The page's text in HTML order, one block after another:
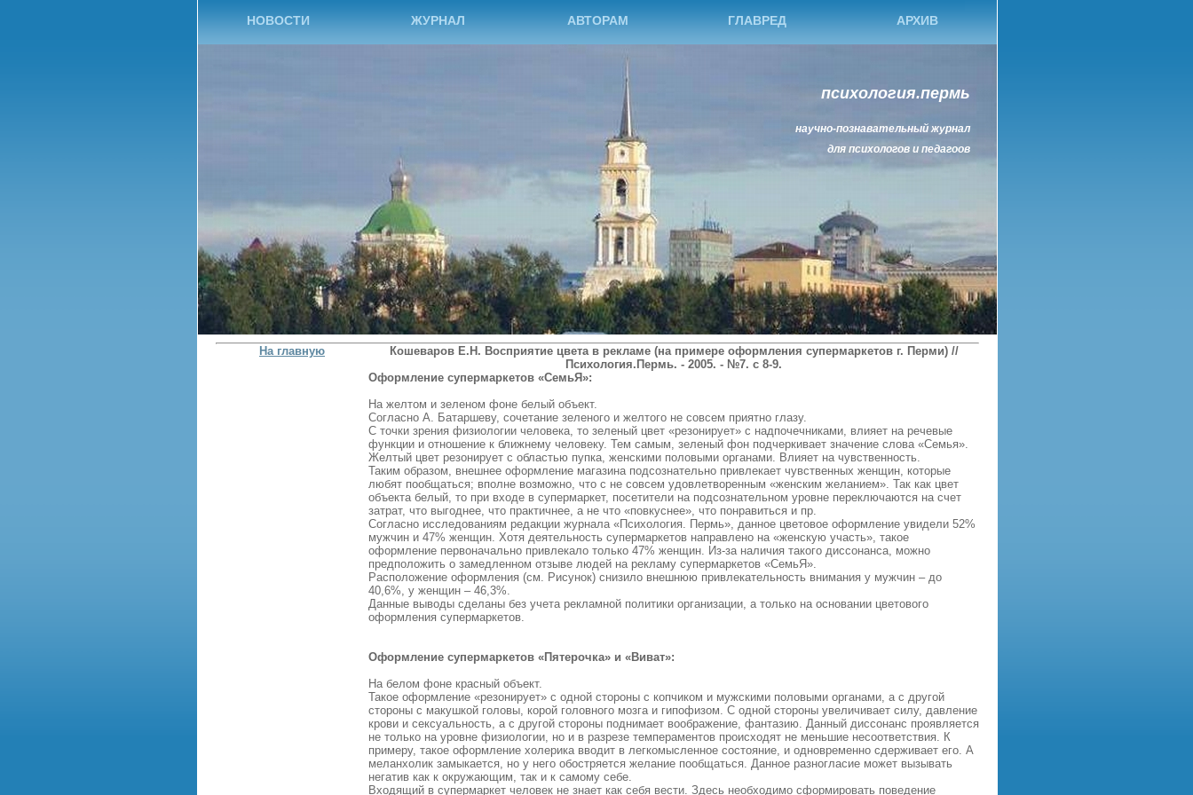
НОВОСТИ ЖУРНАЛ АВТОРАМ ГЛАВРЕД АРХИВ
психология.пермь
научно-познавательный журнал
для психологов и педагоов
На главную КошеваровЕ.Н. Восприятие цвета в рекламе (на примере оформления супермаркетов г. Перми) //
Психология.Пермь. - 2005. - №7. с 8-9.
Оформление супермаркетов «СемьЯ»:
На желтом и зеленом фоне белый объект.
Согласно А. Батаршеву, сочетание зеленого и желтого не совсем приятно глазу.
С точки зрения физиологии человека, то зеленый цвет «резонирует» с надпочечниками, влияет на речевые
функции и отношение к ближнему человеку. Тем самым, зеленый фон подчеркивает значение слова «Семья».
Желтый цвет резонирует с областью пупка, женскими половыми органами. Влияет на чувственность.
Таким образом, внешнее оформление магазина подсознательно привлекает чувственных женщин, которые
любят пообщаться; вполне возможно, что с не совсем удовлетворенным «женским желанием». Так как цвет
объекта белый, то при входе в супермаркет, посетители на подсознательном уровне переключаются на счет
затрат, что выгоднее, что практичнее, а не что «повкуснее», что понравиться и пр.
Согласно исследованиям редакции журнала «Психология. Пермь», данное цветовое оформление увидели 52%
мужчин и 47% женщин. Хотя деятельность супермаркетов направлено на «женскую участь», такое
оформление первоначально привлекало только 47% женщин. Из-за наличия такого диссонанса, можно
предположить о замедленном отзыве людей на рекламу супермаркетов «СемьЯ».
Расположение оформления (см. Рисунок) снизило внешнюю привлекательность внимания у мужчин – до
40,6%, у женщин – 46,3%.
Данные выводы сделаны без учета рекламной политики организации, а только на основании цветового
оформления супермаркетов.
Оформление супермаркетов «Пятерочка» и «Виват»:
На белом фоне красный объект.
Такое оформление «резонирует» с одной стороны с копчиком и мужскими половыми органами, а с другой
стороны с макушкой головы, корой головного мозга и гипофизом. С одной стороны увеличивает силу, давление
крови и сексуальность, а с другой стороны поднимает воображение, фантазию. Данный диссонанс проявляется
не только на уровне физиологии, но и в разрезе темпераментов происходят не меньшие несоответствия. К
примеру, такое оформление холерика вводит в легкомысленное состояние, и одновременно сдерживает его. А
меланхолик замыкается, но у него обостряется желание пообщаться. Данное разногласие может вызывать
негатив как к окружающим, так и к самому себе.
Входящий в супермаркет человек не знает как себя вести. Здесь необходимо сформировать поведение